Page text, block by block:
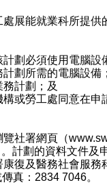
展能就業科所提供
劃必須使用電腦設
劃所需的電腦設備
計劃；及
或勞工處同意在申
社署網頁（
計劃的資料文件及
復及醫務社會服務
真：2834 7046。